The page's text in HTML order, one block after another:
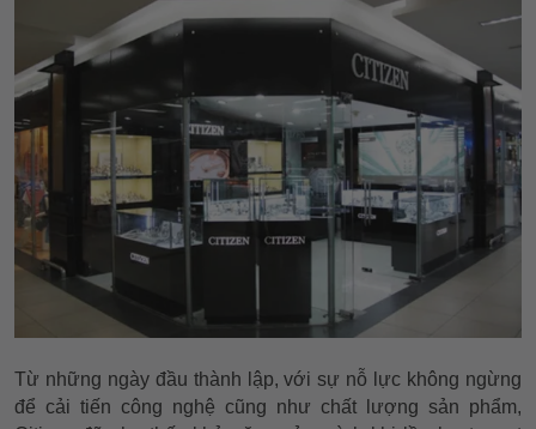
Từ những ngày đầu thành lập, với sự nỗ lực không ngừng
để cải tiến công nghệ cũng như chất lượng sản phẩm,